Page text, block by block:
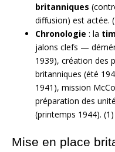
britanniques
diffusion) est actée.
Chronologie : la
jalons clefs —
1939), création des
britanniques (été
1941), mission
préparation des
(printemps 1944). (1)
Mise en place